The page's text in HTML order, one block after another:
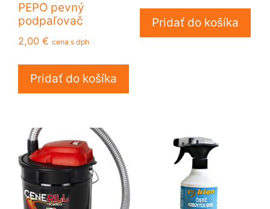
PEPO pevný
podpaľovač
2,00 € cena s dph
Pridať do košíka
Pridať do košíka